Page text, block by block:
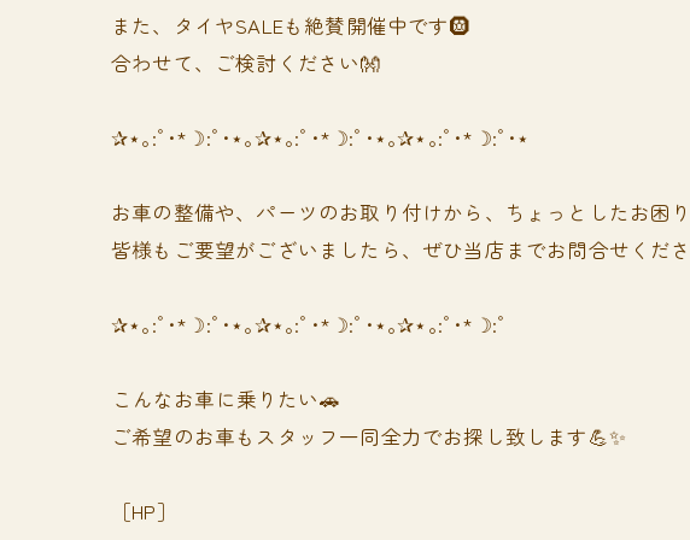
また、タイヤSALEも絶賛開催中です🛞
合わせて、ご検討ください👐
✰⋆｡:ﾟ･*☽:ﾟ･⋆｡✰⋆｡:ﾟ･*☽:ﾟ･⋆｡✰⋆｡:ﾟ･*☽:ﾟ･⋆
お車の整備や、パーツのお取り付けから、ちょっとしたお困
皆様もご要望がございましたら、ぜひ当店までお問合せくだ
✰⋆｡:ﾟ･*☽:ﾟ･⋆｡✰⋆｡:ﾟ･*☽:ﾟ･⋆｡✰⋆｡:ﾟ･*☽:ﾟ
⁡⁡⁡こんなお車に乗りたい🚗
ご希望のお車もスタッフ一同全力でお探し致します💪✨
［HP］